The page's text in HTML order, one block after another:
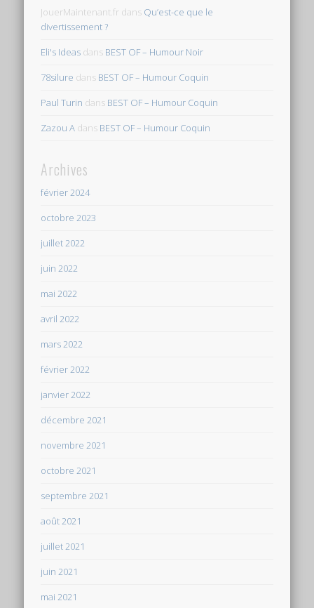
JouerMaintenant.fr dans Qu’est-ce que le
divertissement ?
Eli's Ideas dans BEST OF – Humour Noir
78silure dans BEST OF – Humour Coquin
Paul Turin dans BEST OF – Humour Coquin
Zazou A dans BEST OF – Humour Coquin
Archives
février 2024
octobre 2023
juillet 2022
juin 2022
mai 2022
avril 2022
mars 2022
février 2022
janvier 2022
décembre 2021
novembre 2021
octobre 2021
septembre 2021
août 2021
juillet 2021
juin 2021
mai 2021